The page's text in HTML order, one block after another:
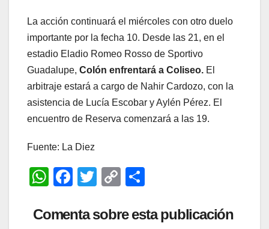
La acción continuará el miércoles con otro duelo
importante por la fecha 10. Desde las 21, en el
estadio Eladio Romeo Rosso de Sportivo
Guadalupe, Colón enfrentará a Coliseo. El
arbitraje estará a cargo de Nahir Cardozo, con la
asistencia de Lucía Escobar y Aylén Pérez. El
encuentro de Reserva comenzará a las 19.
Fuente: La Diez
W
at
F
c
T
tt
C
p
m
Comenta sobre esta publicación